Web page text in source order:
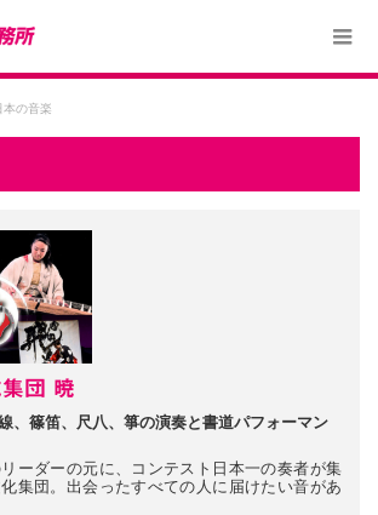
本の音楽
団 暁
、篠笛、尺八、箏の演奏と書道パフォーマン
ーダーの元に、コンテスト日本一の奏者が集
集団。出会ったすべての人に届けたい音があ